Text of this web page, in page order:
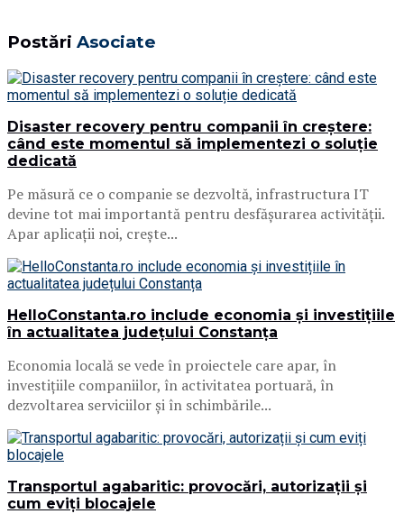
Postări Asociate
Disaster recovery pentru companii în creștere:
când este momentul să implementezi o soluție
dedicată
Pe măsură ce o companie se dezvoltă, infrastructura IT
devine tot mai importantă pentru desfășurarea activității.
Apar aplicații noi, crește...
HelloConstanta.ro include economia și investițiile
în actualitatea județului Constanța
Economia locală se vede în proiectele care apar, în
investițiile companiilor, în activitatea portuară, în
dezvoltarea serviciilor și în schimbările...
Transportul agabaritic: provocări, autorizații și
cum eviți blocajele